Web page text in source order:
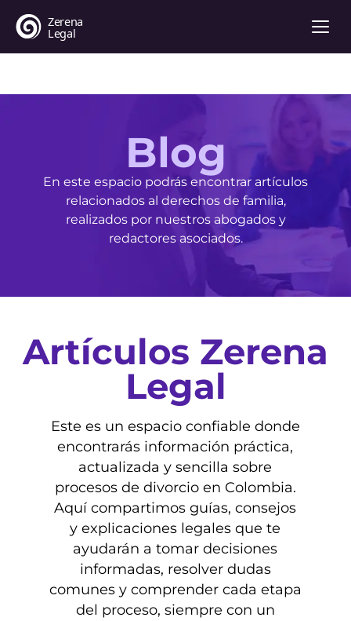
Blog
En este espacio podrás encontrar artículos
relacionados al derechos de familia,
realizados por nuestros abogados y
redactores asociados.
Artículos Zerena
Legal
Este es un espacio confiable donde
encontrarás información práctica,
actualizada y sencilla sobre
procesos de divorcio en Colombia.
Aquí compartimos guías, consejos
y explicaciones legales que te
ayudarán a tomar decisiones
informadas, resolver dudas
comunes y comprender cada etapa
del proceso, siempre con un